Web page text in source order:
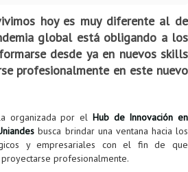
hoy es muy diferente al de
global está obligando a los
desde ya en nuevos skills
profesionalmente en este nuevo
organizada por el Hub de Innovación en
busca brindar una ventana hacia los
y empresariales con el fin de que
profesionalmente.
en otros departamentos
intersemestral
Estudiantes de Maestría RGEMa
Tecnologías de Información (MAIT)
de Tecnologías de Información
de Información para el Negocio
Visualización, Robótica y Sistemas
Empresariales
Móvil
Forense